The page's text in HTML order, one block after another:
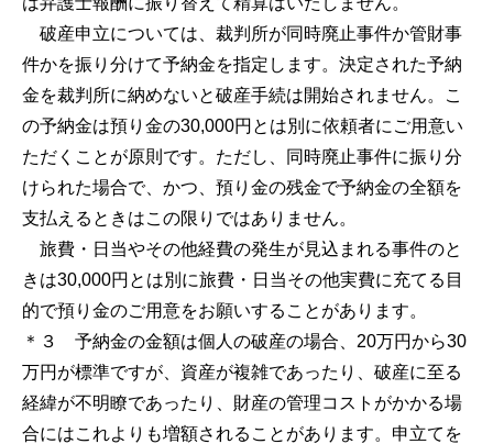
破産申立については、裁判所が同時廃止事件か管財事
件かを振り分けて予納金を指定します。決定された予納
金を裁判所に納めないと破産手続は開始されません。こ
の予納金は預り金の30,000円とは別に依頼者にご用意い
ただくことが原則です。ただし、同時廃止事件に振り分
けられた場合で、かつ、預り金の残金で予納金の全額を
支払えるときはこの限りではありません。
旅費・日当やその他経費の発生が見込まれる事件のと
きは30,000円とは別に旅費・日当その他実費に充てる目
的で預り金のご用意をお願いすることがあります。
＊３ 予納金の金額は個人の破産の場合、20万円から30
万円が標準ですが、資産が複雑であったり、破産に至る
経緯が不明瞭であったり、財産の管理コストがかかる場
合にはこれよりも増額されることがあります。申立てを